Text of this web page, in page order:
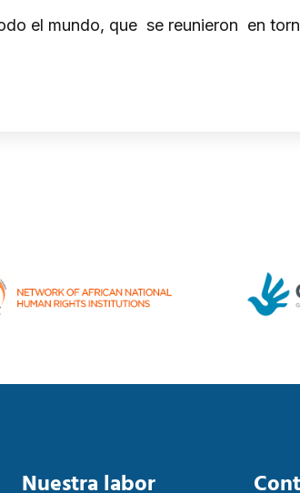
el mundo, que se reunieron en
Nuestra labor